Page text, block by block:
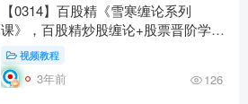
【0314】百股精《雪寒缠论系列
课》，百股精炒股缠论+股票晋阶学习
之缠论比价关系+黄金分割+半对数
视频教程
3年前 126